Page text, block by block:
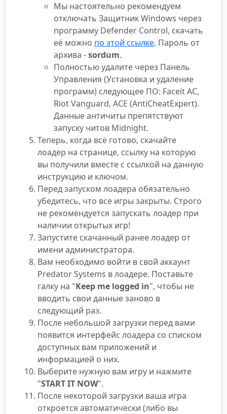
Мы настоятельно рекомендуем
отключать Защитник Windows через
программу Defender Control, скачать
её можно по этой ссылке. Пароль от
архива -sordum.
Полностью удалите через Панель
Управления (Установка и удаление
программ) следующее ПО: Faceit AC,
Riot Vanguard, ACE (AntiCheatExpert).
Данные античиты препятствуют
запуску читов Midnight.
Теперь, когда всё готово, скачайте
лоадер на странице, ссылку на которую
вы получили вместе с ссылкой на данную
инструкцию и ключом.
Перед запуском лоадера обязательно
убедитесь, что все игры закрыты. Строго
не рекомендуется запускать лоадер при
наличии открытых игр!
Запустите скачанный ранее лоадер от
имени администратора.
Вам необходимо войти в свой аккаунт
Predator Systems в лоадере. Поставьте
галку на "Keep me logged in", чтобы не
вводить свои данные заново в
следующий раз.
После небольшой загрузки перед вами
появится интерфейс лоадера со списком
доступных вам приложений и
информацией о них.
Выберите нужную вам игру и нажмите
"START IT NOW".
После некоторой загрузки ваша игра
откроется автоматически (либо вы